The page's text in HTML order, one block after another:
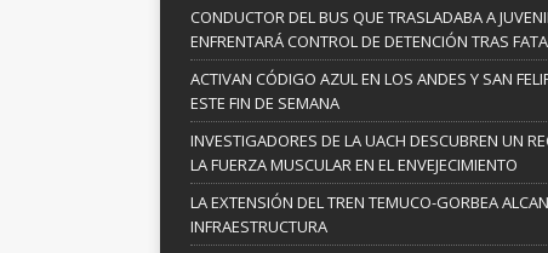
CONDUCTOR DEL BUS QUE TRASLADABA A
ENFRENTARÁ CONTROL DE DETENCIÓN TRAS
ACTIVAN CÓDIGO AZUL EN LOS ANDES Y SAN
ESTE FIN DE SEMANA
INVESTIGADORES DE LA UACH DESCUBREN UN
LA FUERZA MUSCULAR EN EL ENVEJECIMIENTO
LA EXTENSIÓN DEL TREN TEMUCO-GORBEA
INFRAESTRUCTURA